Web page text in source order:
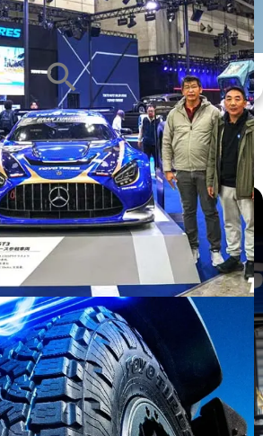
ALL ALL
search
แกลเลอรี่